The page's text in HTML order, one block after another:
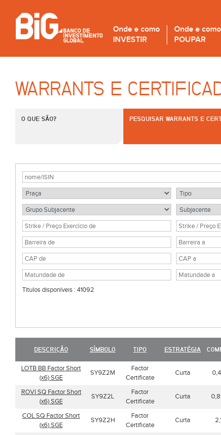
Onde e como
INVESTIR
Onde e como
POUPAR
WARRANTS E
O QUE SÃO? PESQUISAR WARRANTS E
Títulos disponíveis : 41092
DESCRIÇÃO SÍMBOLO TIPO ESTRATÉGIA
LOTB BB Factor Short
(x6) SGE
SY9Z2M
Factor
Certificate
Curta
ROVI SQ Factor Short
(x6) SGE
SY9Z2L
Factor
Certificate
Curta
COL SQ Factor Short
(x6) SGE
SY9Z2H
Factor
Certificate
Curta